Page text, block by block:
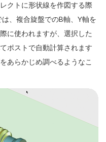
クトに形状線を作図する際
、複合旋盤でのB軸、Y軸を
に使われますが、選択した
ポストで自動計算されます
あらかじめ調べるようなこ